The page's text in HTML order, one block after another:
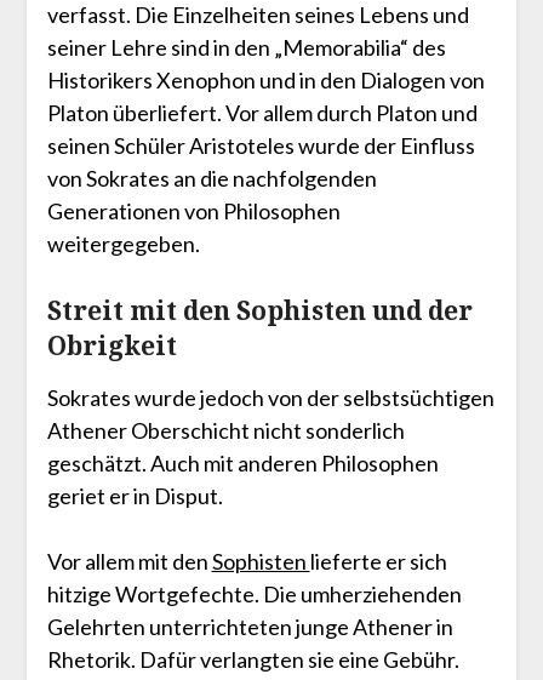
verfasst. Die Einzelheiten seines Lebens und
seiner Lehre sind in den „Memorabilia“ des
Historikers Xenophon und in den Dialogen von
Platon überliefert. Vor allem durch Platon und
seinen Schüler Aristoteles wurde der Einfluss
von Sokrates an die nachfolgenden
Generationen von Philosophen
weitergegeben.
Streit mit den Sophisten und der
Obrigkeit
Sokrates wurde jedoch von der selbstsüchtigen
Athener Oberschicht nicht sonderlich
geschätzt. Auch mit anderen Philosophen
geriet er in Disput.
Vor allem mit denSophisten lieferte er sich
hitzige Wortgefechte. Die umherziehenden
Gelehrten unterrichteten junge Athener in
Rhetorik. Dafür verlangten sie eine Gebühr.